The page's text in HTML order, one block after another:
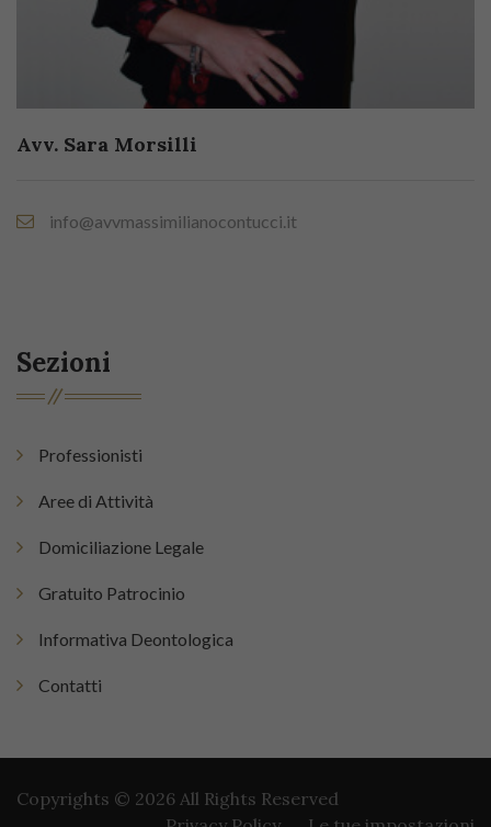
Avv. Sara Morsilli
info@avvmassimilianocontucci.it
Sezioni
Professionisti
Aree di Attività
Domiciliazione Legale
Gratuito Patrocinio
Informativa Deontologica
Contatti
Copyrights © 2026 All Rights Reserved